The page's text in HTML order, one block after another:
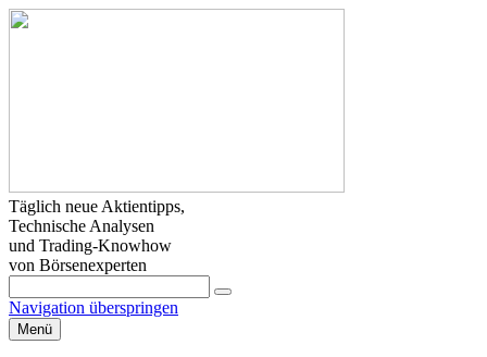
Täglich neue Aktientipps,
Technische Analysen
und Trading-Knowhow
von Börsenexperten
Navigation überspringen
Menü